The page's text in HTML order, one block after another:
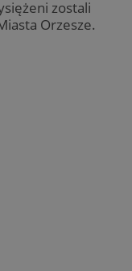
zostali
Orzesze.